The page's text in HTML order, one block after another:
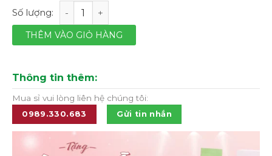
Rượu Whisky Jack Daniel's Tennesse Old No.7 Brand -
THÊM VÀO GIỎ HÀNG
Thông tin thêm:
Mua sỉ vui lòng liên hệ chúng tôi:
0989.330.683 Gửi tin nhắn